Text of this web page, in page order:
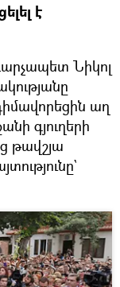
է
Նիկոլ
աղ
գյուղերի
թավշյա